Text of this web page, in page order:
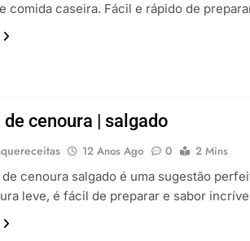
comida caseira. Fácil e rápido de
de cenoura | salgado
12 Anos Ago 0
2 Mins
cenoura salgado é uma sugestão
leve, é fácil de preparar e sabor